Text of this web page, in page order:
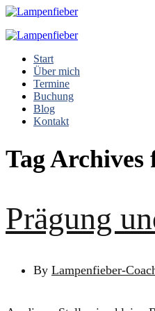
Start
Über mich
Termine
Buchung
Blog
Kontakt
Tag
Prägung
By Lampenfieber-